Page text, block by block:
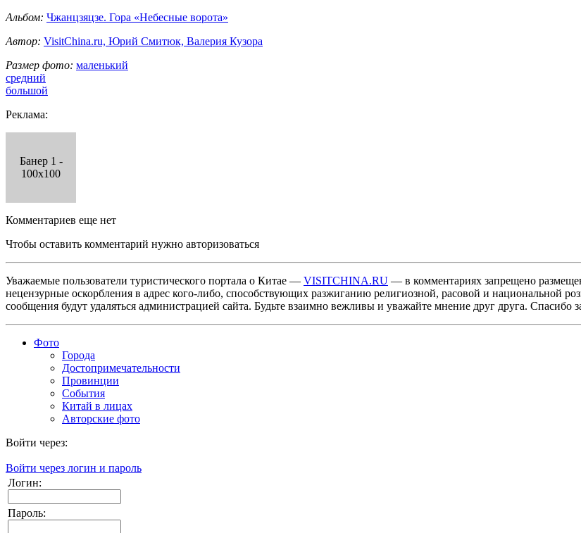
Альбом: Чжанцзяцзе. Гора «Небесные ворота»
Автор: VisitChina.ru, Юрий Смитюк, Валерия Кузора
Размер фото: маленький
средний
большой
Реклама:
Банер 1 -
100x100
Комментариев еще нет
Чтобы оставить комментарий нужно авторизоваться
Уважаемые пользователи туристического портала о Китае — VISITCHINA.RU — в комментариях запрещено
нецензурные оскорбления в адрес кого-либо, способствующих разжиганию религиозной, расовой и национальной
сообщения будут удаляться администрацией сайта. Будьте взаимно вежливы и уважайте мнение друг друга. Спасибо
Фото
Города
Достопримечательности
Провинции
События
Китай в лицах
Авторские фото
Войти через:
Войти через логин и пароль
Логин:
Пароль: